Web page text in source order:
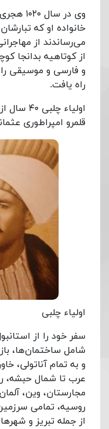
وی در
خانواده او که
می‌رساندند از
از کوتاهیه بدانجا
و فارسی و موسیقی
راه یافت.
اولیاء
قلمرو امپراطوری
اولیاء چلبی
سفر خود را از
شامل ساختمان‌ها،
و به تمام آناتولی،
عرب تا شمال حبشه،
مجارستان، وین،
روسیه، تمامی
از جمله تبریز و